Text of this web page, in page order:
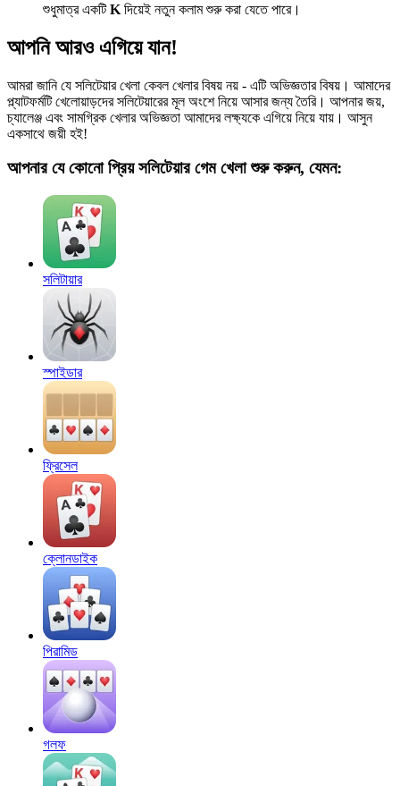
শুধুমাত্র একটিK দিয়েই নতুন কলাম শুরু করা যেতে পারে।
আপনি আরও এগিয়ে যান!
আমরা জানি যে সলিটেয়ার খেলা কেবল খেলার বিষয় নয় - এটি অভিজ্ঞতার বিষয়। আমাদের
প্ল্যাটফর্মটি খেলোয়াড়দের সলিটেয়ারের মূল অংশে নিয়ে আসার জন্য তৈরি। আপনার জয়,
চ্যালেঞ্জ এবং সামগ্রিক খেলার অভিজ্ঞতা আমাদের লক্ষ্যকে এগিয়ে নিয়ে যায়। আসুন
একসাথে জয়ী হই!
আপনার যে কোনো প্রিয় সলিটেয়ার গেম খেলা শুরু করুন, যেমন:
সলিটায়ার
স্পাইডার
ফ্রিসেল
ক্লোনডাইক
পিরামিড
গলফ